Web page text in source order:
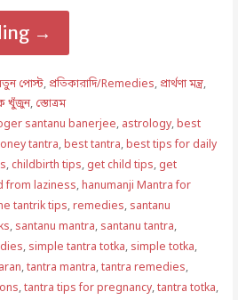
→
পোস্ট, প্রতিকারাদি/Remedies, প্রার্থণা মন্ত্র,
খুঁজুন, স্তোত্রম
santanu banerjee, astrology,best
tantra,best tantra,best tips for daily
, childbirth tips, get child tips, get
from laziness,hanumanji Mantra for
tantrik tips,remedies, santanu
, santanu mantra, santanu tantra,
, simple tantra totka, simple totka,
,tantra mantra,tantra remedies,
,tantra tips for pregnancy,tantra totka,